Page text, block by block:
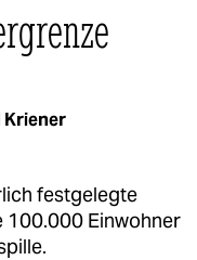
Kriener
festgelegte
100.000 Einwohner